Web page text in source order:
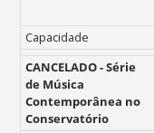
Capacidade
CANCELADO -Série
de Música
Contemporânea no
Conservatório